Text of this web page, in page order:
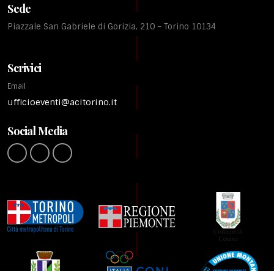
Sede
Piazzale San Gabriele di Gorizia, 210 – Torino 10134
Scrivici
Email
ufficioeventi@acitorino.it
Social Media